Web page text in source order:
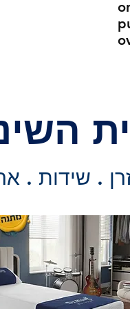
. שידות .